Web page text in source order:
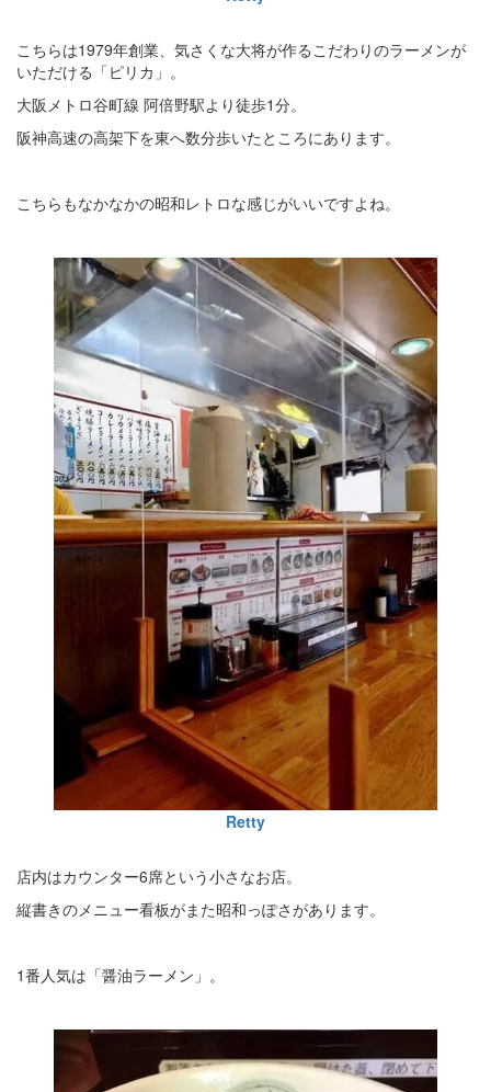
こちらは1979年創業、気さくな大将が作るこだわりのラーメンが
いただける「ピリカ」。
大阪メトロ谷町線 阿倍野駅より徒歩1分。
阪神高速の高架下を東へ数分歩いたところにあります。
こちらもなかなかの昭和レトロな感じがいいですよね。
Retty
店内はカウンター6席という小さなお店。
縦書きのメニュー看板がまた昭和っぽさがあります。
1番人気は「醤油ラーメン」。